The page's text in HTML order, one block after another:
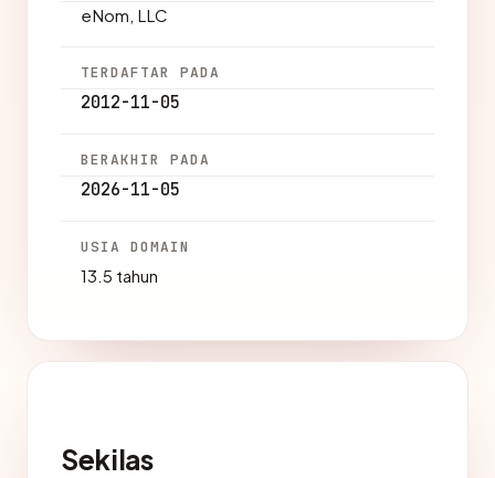
eNom, LLC
TERDAFTAR PADA
2012-11-05
BERAKHIR PADA
2026-11-05
USIA DOMAIN
13.5 tahun
Sekilas